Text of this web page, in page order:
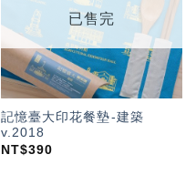
已售完
記憶臺大印花餐墊-建築
v.2018
NT$390